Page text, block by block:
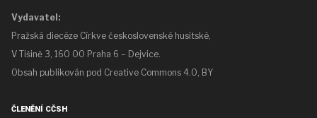
Vydavatel:
Pražská diecéze Církve československé husitské,
V Tišině 3, 160 00 Praha 6 – Dejvice.
Obsah publikován pod Creative Commons 4.0, BY
ČLENĚNÍ CČSH